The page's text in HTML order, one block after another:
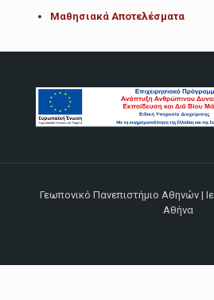
Μαθησιακά Αποτελέσματα
Γεωπονικό Πανεπιστήμιο Αθηνών |
Αθήνα